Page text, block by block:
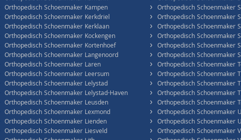
Orthopedisch Schoenmaker Kampen
Orthopedisch Schoenmaker Kerkdriel
Orthopedisch Schoenmaker Kerklaan
Orthopedisch Schoenmaker Kockengen
Orthopedisch Schoenmaker Kortenhoef
Orthopedisch Schoenmaker Langenoord
Orthopedisch Schoenmaker Laren
Orthopedisch Schoenmaker Leersum
Orthopedisch Schoenmaker Lelystad
Orthopedisch Schoenmaker Lelystad-Haven
Orthopedisch Schoenmaker Leusden
Orthopedisch Schoenmaker Lexmond
Orthopedisch Schoenmaker Lienden
Orthopedisch Schoenmaker Liesveld
› Orthopedisch Schoenmaker
› Orthopedisch Schoenmaker
› Orthopedisch Schoenmaker
› Orthopedisch Schoenmaker
› Orthopedisch Schoenmaker
› Orthopedisch Schoenmaker
› Orthopedisch Schoenmaker
› Orthopedisch Schoenmaker
› Orthopedisch Schoenmaker
› Orthopedisch Schoenmaker
› Orthopedisch Schoenmaker
› Orthopedisch Schoenmaker
› Orthopedisch Schoenmaker
› Orthopedisch Schoenmaker